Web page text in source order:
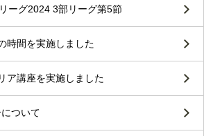
ーグ2024 3部リーグ第5節
時間を実施しました
ア講座を実施しました
ついて